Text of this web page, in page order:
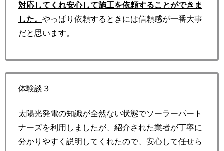
対応してくれ安心して施工を依頼することができま
した。 やっぱり依頼するときには信頼感が一番大事
だと思います。
体験談３
太陽光発電の知識が全然ない状態でソーラーパート
ナーズを利用しましたが、紹介された業者が丁寧に
分かりやすく説明してくれたので、安心して任せら